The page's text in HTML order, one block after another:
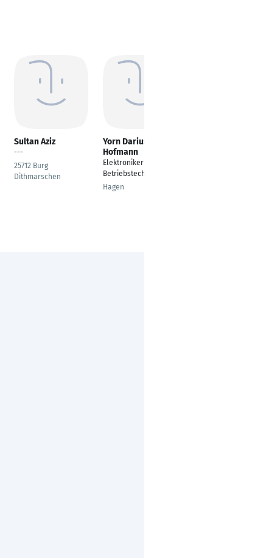
Sultan Aziz
---
25712 Burg
Dithmarschen
Yorn Darius
Hofmann
Elektroniker für
Betriebstechnik
Hagen